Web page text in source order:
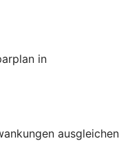
in
ausgleichen